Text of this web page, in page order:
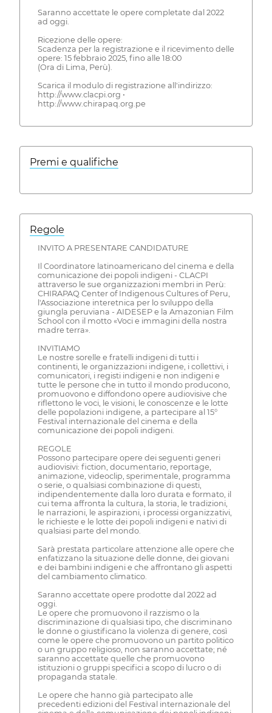
Saranno accettate le opere completate dal 2022
ad oggi.
Ricezione delle opere:
Scadenza per la registrazione e il ricevimento delle
opere: 15 febbraio 2025, fino alle 18:00
(Ora di Lima, Perù).
Scarica il modulo di registrazione all'indirizzo:
http://www.clacpi.org •
http://www.chirapaq.org.pe
Premi e qualifiche
Regole
INVITO A PRESENTARE CANDIDATURE
Il Coordinatore latinoamericano del cinema e della
comunicazione dei popoli indigeni - CLACPI
attraverso le sue organizzazioni membri in Perù:
CHIRAPAQ Center of Indigenous Cultures of Peru,
l'Associazione interetnica per lo sviluppo della
giungla peruviana - AIDESEP e la Amazonian Film
School con il motto «Voci e immagini della nostra
madre terra».
INVITIAMO
Le nostre sorelle e fratelli indigeni di tutti i
continenti, le organizzazioni indigene, i collettivi, i
comunicatori, i registi indigeni e non indigeni e
tutte le persone che in tutto il mondo producono,
promuovono e diffondono opere audiovisive che
riflettono le voci, le visioni, le conoscenze e le lotte
delle popolazioni indigene, a partecipare al 15°
Festival internazionale del cinema e della
comunicazione dei popoli indigeni.
REGOLE
Possono partecipare opere dei seguenti generi
audiovisivi: fiction, documentario, reportage,
animazione, videoclip, sperimentale, programma
o serie, o qualsiasi combinazione di questi,
indipendentemente dalla loro durata e formato, il
cui tema affronta la cultura, la storia, le tradizioni,
le narrazioni, le aspirazioni, i processi organizzativi,
le richieste e le lotte dei popoli indigeni e nativi di
qualsiasi parte del mondo.
Sarà prestata particolare attenzione alle opere che
enfatizzano la situazione delle donne, dei giovani
e dei bambini indigeni e che affrontano gli aspetti
del cambiamento climatico.
Saranno accettate opere prodotte dal 2022 ad
oggi.
Le opere che promuovono il razzismo o la
discriminazione di qualsiasi tipo, che discriminano
le donne o giustificano la violenza di genere, così
come le opere che promuovono un partito politico
o un gruppo religioso, non saranno accettate; né
saranno accettate quelle che promuovono
istituzioni o gruppi specifici a scopo di lucro o di
propaganda statale.
Le opere che hanno già partecipato alle
precedenti edizioni del Festival internazionale del